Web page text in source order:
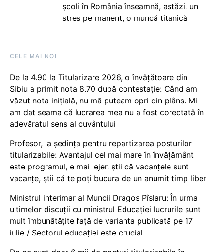
școli în România înseamnă, astăzi, un
stres permanent, o muncă titanică
CELE MAI NOI
De la 4.90 la Titularizare 2026, o învățătoare din
Sibiu a primit nota 8.70 după contestație: Când am
văzut nota inițială, nu mă puteam opri din plâns. Mi-
am dat seama că lucrarea mea nu a fost corectată în
adevăratul sens al cuvântului
Profesor, la ședința pentru repartizarea posturilor
titularizabile: Avantajul cel mai mare în învățământ
este programul, e mai lejer, știi că vacanțele sunt
vacanţe, știi că te poți bucura de un anumit timp liber
Ministrul interimar al Muncii Dragos Pîslaru: În urma
ultimelor discuții cu ministrul Educației lucrurile sunt
mult îmbunătățite față de varianta publicată pe 17
iulie / Sectorul educației este crucial